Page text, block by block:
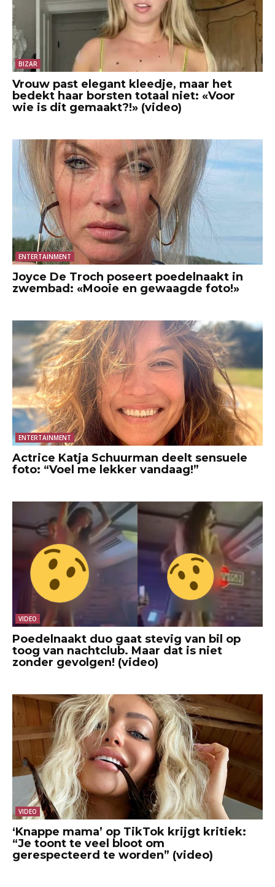
BIZAR
Vrouw past elegant kleedje, maar het
bedekt haar borsten totaal niet: «Voor
wie is dit gemaakt?!» (video)
ENTERTAINMENT
Joyce De Troch poseert poedelnaakt in
zwembad: «Mooie en gewaagde foto!»
ENTERTAINMENT
Actrice Katja Schuurman deelt sensuele
foto: “Voel me lekker vandaag!”
VIDEO
Poedelnaakt duo gaat stevig van bil op
toog van nachtclub. Maar dat is niet
zonder gevolgen! (video)
VIDEO
‘Knappe mama’ op TikTok krijgt kritiek:
“Je toont te veel bloot om
gerespecteerd te worden” (video)